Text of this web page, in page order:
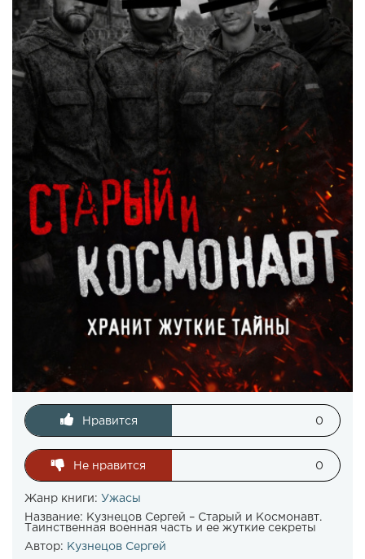
Нравится 0
Не нравится 0
Жанр книги: Ужасы
Название: Кузнецов Сергей – Старый и Космонавт.
Таинственная военная часть и ее жуткие секреты
Автор: Кузнецов Сергей